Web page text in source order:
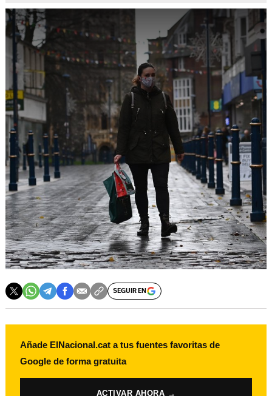
SEGUIR EN
Añade ElNacional.cat a tus fuentes favoritas de
Google de forma gratuita
ACTIVAR AHORA →